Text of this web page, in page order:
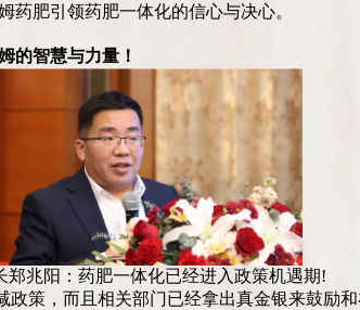
肥引领药肥一体化的信心与决心。
的智慧与力量！
郑兆阳：药肥一体化已经进入政策机遇期!
策，而且相关部门已经拿出真金银来鼓励